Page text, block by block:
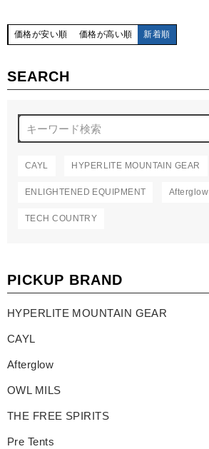
SEARCH
CAYL HYPERLITE MOUNTAIN GEAR
ENLIGHTENED EQUIPMENT Afterglow
TECH COUNTRY
PICKUP BRAND
HYPERLITE MOUNTAIN GEAR
CAYL
Afterglow
OWL MILS
THE FREE SPIRITS
Pre Tents
価格が安い順 価格が高い順 新着順